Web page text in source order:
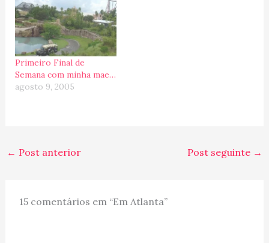
somente a Ana Lucia
chegou lá.... Isso mesmo,
nossa proxima parada
será “Tampa”, localizada
na Florida (EUA).
Ninguem pode reclamar
que nao dei dicas...…
Primeiro Final de
Semana com minha mae…
agosto 9, 2005
← Post anterior Post seguinte →
15 comentários em “Em Atlanta”